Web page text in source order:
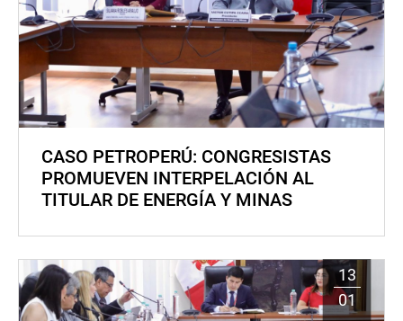
CASO PETROPERÚ: CONGRESISTAS
PROMUEVEN INTERPELACIÓN AL
TITULAR DE ENERGÍA Y MINAS
13
01